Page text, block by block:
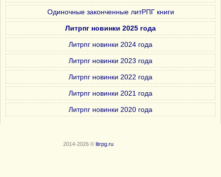
Одиночные законченные литРПГ книги
Литрпг новинки 2025 года
Литрпг новинки 2024 года
Литрпг новинки 2023 года
Литрпг новинки 2022 года
Литрпг новинки 2021 года
Литрпг новинки 2020 года
2014-2026 © litrpg.ru